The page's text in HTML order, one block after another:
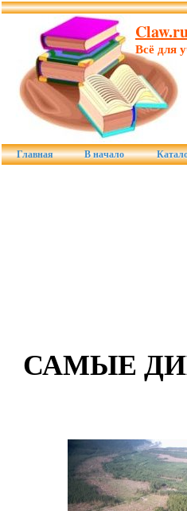
Всё для
Главная В начало
САМЫЕ